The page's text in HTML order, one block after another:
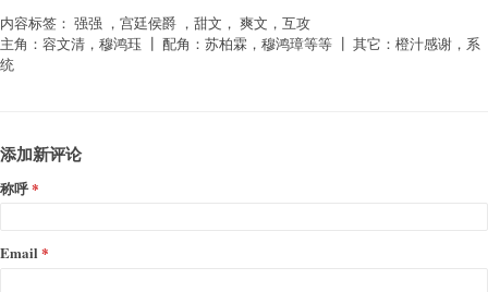
内容标签： 强强 ，宫廷侯爵 ，甜文， 爽文，互攻
主角：容文清，穆鸿珏 ┃ 配角：苏柏霖，穆鸿璋等等 ┃ 其它：橙汁感谢，系
统
添加新评论
称呼
Email